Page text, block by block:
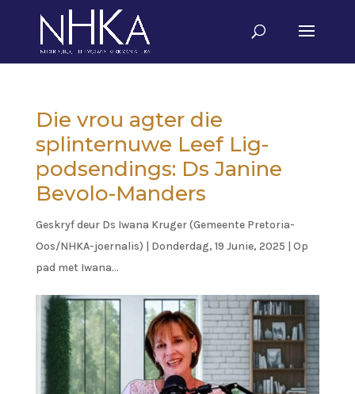
Die vrou agter die
splinternuwe Leef Lig-
podsendings: Ds Janine
Bevolo-Manders
Geskryf deur Ds Iwana Kruger (Gemeente Pretoria-
Oos/NHKA-joernalis) | Donderdag, 19 Junie, 2025 | Op
pad met Iwana...